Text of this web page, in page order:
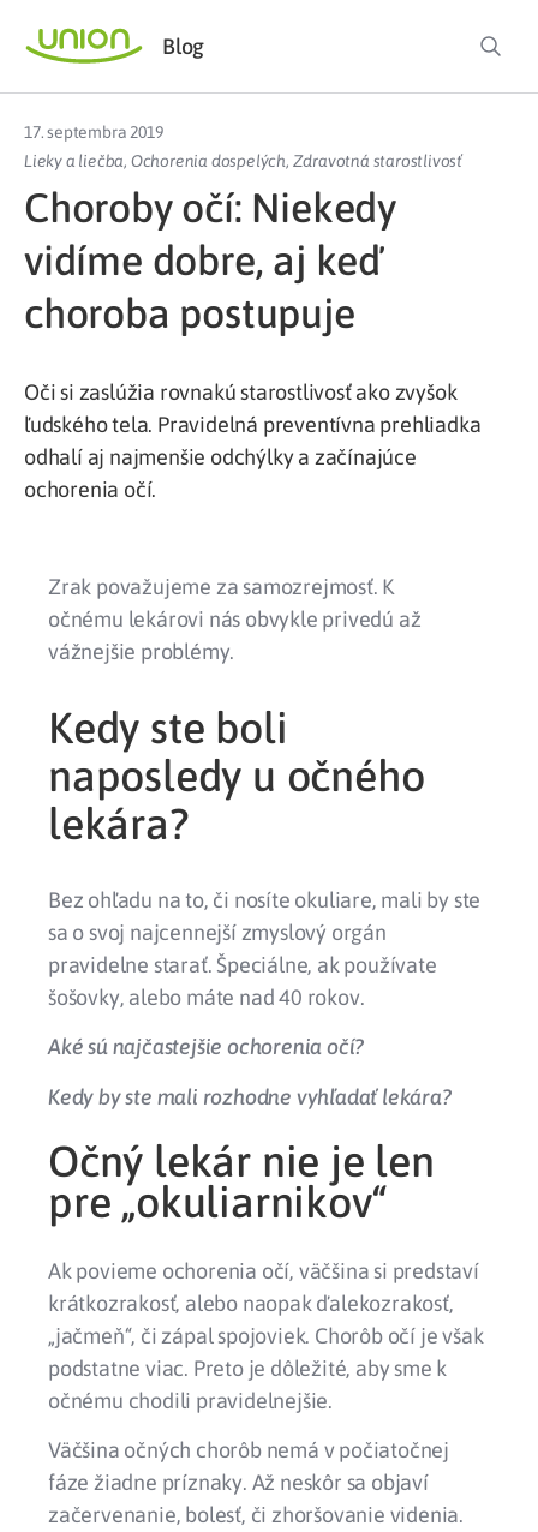
Blog
17. septembra 2019
Lieky a liečba, Ochorenia dospelých, Zdravotná starostlivosť
Choroby očí: Niekedy
vidíme dobre, aj keď
choroba postupuje
Oči si zaslúžia rovnakú starostlivosť ako zvyšok
ľudského tela. Pravidelná preventívna prehliadka
odhalí aj najmenšie odchýlky a začínajúce
ochorenia očí.
Zrak považujeme za samozrejmosť. K
očnému lekárovi nás obvykle privedú až
vážnejšie problémy.
Kedy ste boli
naposledy u očného
lekára?
Bez ohľadu na to, či nosíte okuliare, mali by ste
sa o svoj najcennejší zmyslový orgán
pravidelne starať. Špeciálne, ak používate
šošovky, alebo máte nad 40 rokov.
Aké sú najčastejšie ochorenia očí?
Kedy by ste mali rozhodne vyhľadať lekára?
Očný lekár nie je len
pre „okuliarnikov“
Ak povieme ochorenia očí, väčšina si predstaví
krátkozrakosť, alebo naopak ďalekozrakosť,
„jačmeň“, či zápal spojoviek. Chorôb očí je však
podstatne viac. Preto je dôležité, aby sme k
očnému chodili pravidelnejšie.
Väčšina očných chorôb nemá v počiatočnej
fáze žiadne príznaky. Až neskôr sa objaví
začervenanie, bolesť, či zhoršovanie videnia.